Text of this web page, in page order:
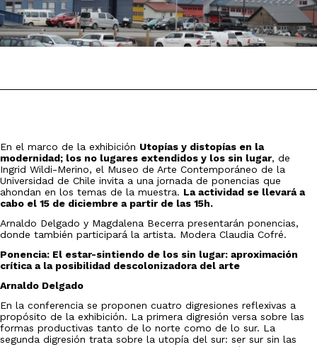
En el marco de la exhibición Utopías y distopías en la
modernidad; los no lugares extendidos y los sin lugar, de
Ingrid Wildi-Merino, el Museo de Arte Contemporáneo de la
Universidad de Chile invita a una jornada de ponencias que
ahondan en los temas de la muestra. La actividad se llevará a
cabo el 15 de diciembre a partir de las 15h.
Arnaldo Delgado y Magdalena Becerra presentarán ponencias,
donde también participará la artista. Modera Claudia Cofré.
Ponencia: El estar-sintiendo de los sin lugar: aproximación
crítica a la posibilidad descolonizadora del arte
Arnaldo Delgado
En la conferencia se proponen cuatro digresiones reflexivas a
propósito de la exhibición. La primera digresión versa sobre las
formas productivas tanto de lo norte como de lo sur. La
segunda digresión trata sobre la utopía del sur: ser sur sin las